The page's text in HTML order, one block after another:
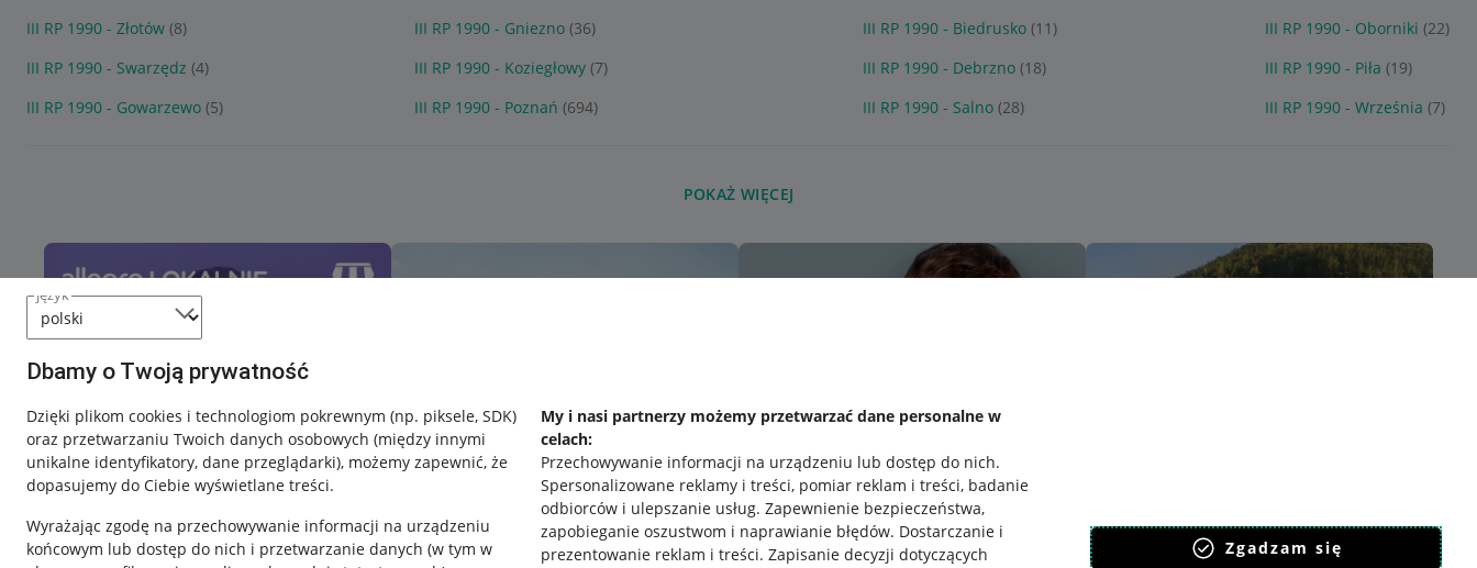
język
Dbamy o Twoją prywatność
Dzięki plikom cookies i technologiom pokrewnym (np. piksele, SDK)
oraz przetwarzaniu Twoich danych osobowych (między innymi
unikalne identyfikatory, dane przeglądarki), możemy zapewnić, że
dopasujemy do Ciebie wyświetlane treści.
Wyrażając zgodę na przechowywanie informacji na urządzeniu
końcowym lub dostęp do nich i przetwarzanie danych (w tym w
My i nasi partnerzy możemy przetwarzać dane personalne w
celach:
Przechowywanie informacji na urządzeniu lub dostęp do nich.
Spersonalizowane reklamy i treści, pomiar reklam i treści, badanie
odbiorców i ulepszanie usług. Zapewnienie bezpieczeństwa,
zapobieganie oszustwom i naprawianie błędów. Dostarczanie i
prezentowanie reklam i treści. Zapisanie decyzji dotyczących
Zgadzam się
III RP 1990 - Złotów (8) III RP 1990 - Gniezno (36) III RP 1990 - Biedrusko (11) III RP 1990 - Oborniki (22)
III RP 1990 - Swarzędz (4) III RP 1990 - Koziegłowy (7) III RP 1990 - Debrzno (18) III RP 1990 - Piła (19)
III RP 1990 - Gowarzewo (5) III RP 1990 - Poznań (694) III RP 1990 - Salno (28) III RP 1990 - Września (7)
POKAŻ WIĘCEJ